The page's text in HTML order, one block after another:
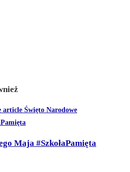
Maja #SzkołaPamięta